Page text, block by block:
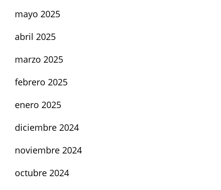
mayo 2025
abril 2025
marzo 2025
febrero 2025
enero 2025
diciembre 2024
noviembre 2024
octubre 2024